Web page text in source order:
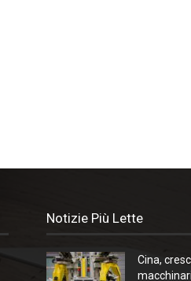
Notizie Più Lette
Cina,